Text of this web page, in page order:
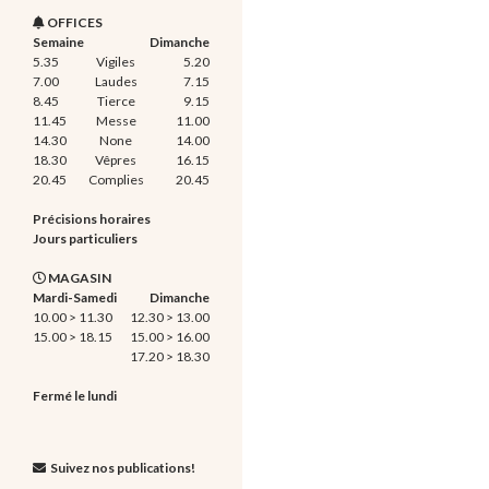
OFFICES
Semaine
Dimanche
5.35
Vigiles
5.20
7.00
Laudes
7.15
8.45
Tierce
9.15
11.45
Messe
11.00
14.30
None
14.00
18.30
Vêpres
16.15
20.45
Complies 20.45
Précisions horaires
Jours particuliers
MAGASIN
Mardi-Samedi
Dimanche
10.00 > 11.30
12.30 > 13.00
15.00 > 18.15
15.00 > 16.00
17.20 > 18.30
Fermé le lundi
Suivez nos publications!